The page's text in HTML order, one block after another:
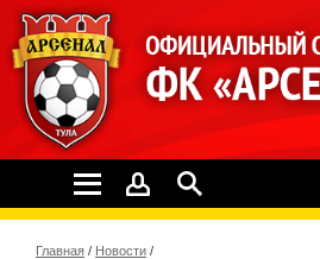
Главная / Новости /